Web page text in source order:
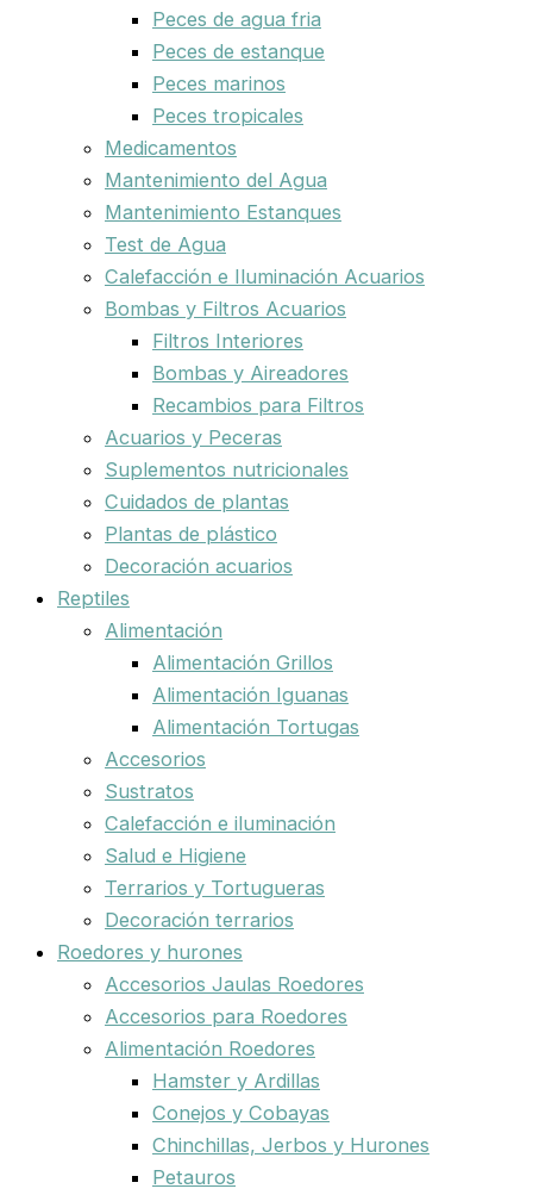
Peces de agua fria
Peces de estanque
Peces marinos
Peces tropicales
Medicamentos
Mantenimiento del Agua
Mantenimiento Estanques
Test de Agua
Calefacción e Iluminación Acuarios
Bombas y Filtros Acuarios
Filtros Interiores
Bombas y Aireadores
Recambios para Filtros
Acuarios y Peceras
Suplementos nutricionales
Cuidados de plantas
Plantas de plástico
Decoración acuarios
Reptiles
Alimentación
Alimentación Grillos
Alimentación Iguanas
Alimentación Tortugas
Accesorios
Sustratos
Calefacción e iluminación
Salud e Higiene
Terrarios y Tortugueras
Decoración terrarios
Roedores y hurones
Accesorios Jaulas Roedores
Accesorios para Roedores
Alimentación Roedores
Hamster y Ardillas
Conejos y Cobayas
Chinchillas, Jerbos y Hurones
Petauros